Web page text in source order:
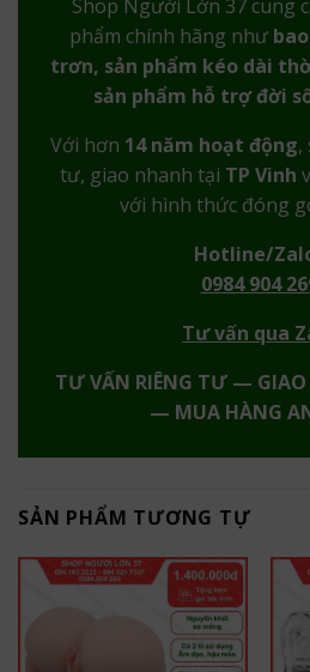
Shop Người Lớn 37 cung
phẩm chính hãng như
trơn, sản phẩm kéo dài
sản phẩm hỗ trợ đời
Với hơn 14 năm hoạt động,
tư, giao nhanh tại TP Vinh
với hình thức đóng
Hotline/
0984 904
Tư vấn qua
TƯ VẤN RIÊNG TƯ —
— MUA HÀNG
SẢN PHẨM TƯƠNG TỰ